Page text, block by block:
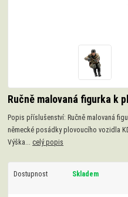
Ručně malovaná figurka k
Popis příslušenství: Ručně malovaná
německé posádky plovoucího vozidla
Výška... celý popis
Dostupnost Skladem